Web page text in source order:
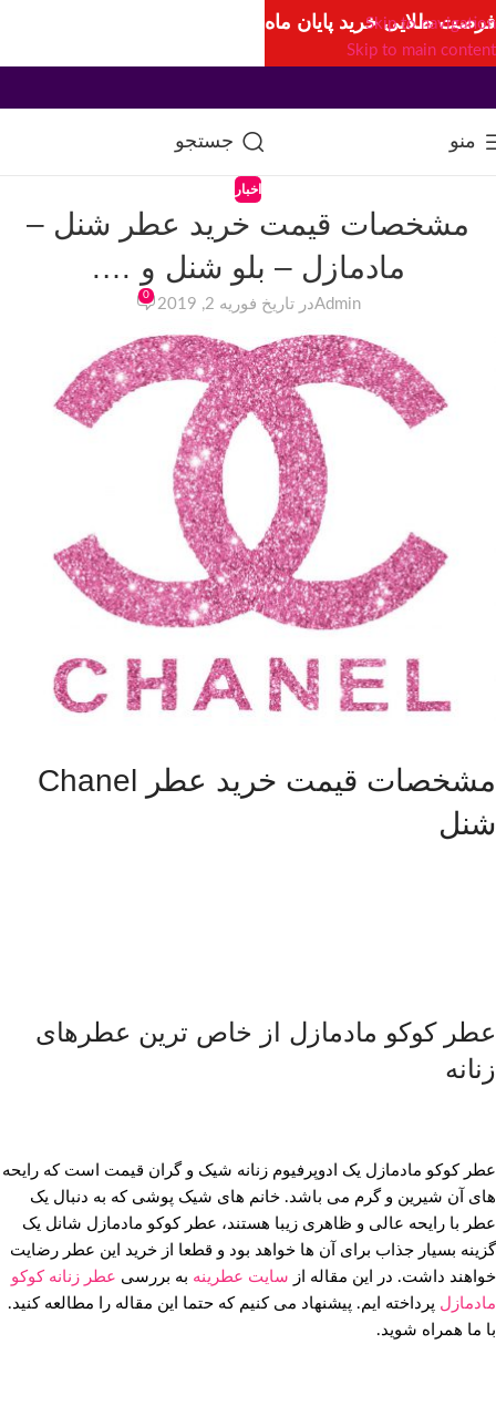
Skip to navigation
Skip to main content
منو جستجو
اخبار
مشخصات قیمت خرید عطر شنل –
مادمازل – بلو شنل و ….
Adminدر تاریخ فوریه 2, 2019
0
مشخصات قیمت خرید عطر Chanel
شنل
عطر کوکو مادمازل از خاص ترین عطرهای
زنانه
عطر کوکو مادمازل یک ادوپرفیوم زنانه شیک و گران قیمت است که رایحه
های آن شیرین و گرم می باشد. خانم های شیک پوشی که به دنبال یک
عطر با رایحه عالی و ظاهری زیبا هستند، عطر کوکو مادمازل شانل یک
گزینه بسیار جذاب برای آن ها خواهد بود و قطعا از خرید این عطر رضایت
خواهند داشت. در این مقاله از سایت عطرینه به بررسی عطر زنانه کوکو
مادمازل پرداخته ایم. پیشنهاد می کنیم که حتما این مقاله را مطالعه کنید.
با ما همراه شوید.
فرصت طلایی خرید پایان ماه